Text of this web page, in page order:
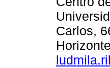
Carlos,